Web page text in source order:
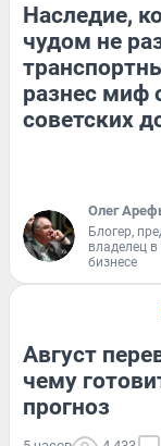
Наследие,
чудом не
разнес миф
советских
Олег
Блогер,
владелец
бизнесе
Август
чему
прогноз